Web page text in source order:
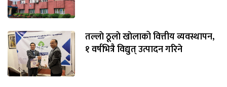
तल्लाे ठूलाे खाेलाको वित्तीय व्यवस्थापन,
१ वर्षभित्रै विद्युत् उत्पादन गरिने